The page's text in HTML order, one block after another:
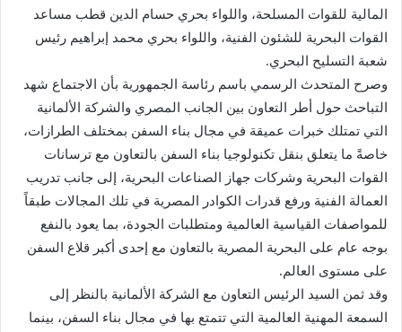
المالية للقوات المسلحة، واللواء بحري حسام الدين قطب مساعد
القوات البحرية للشئون الفنية، واللواء بحري محمد إبراهيم رئيس
شعبة التسليح البحري.
وصرح المتحدث الرسمي باسم رئاسة الجمهورية بأن الاجتماع شهد
التباحث حول أطر التعاون بين الجانب المصري والشركة الألمانية
التي تمتلك خبرات عميقة في مجال بناء السفن بمختلف الطرازات،
خاصةً ما يتعلق بنقل تكنولوجيا بناء السفن بالتعاون مع ترسانات
القوات البحرية وشركات جهاز الصناعات البحرية، إلى جانب تدريب
العمالة الفنية ورفع قدرات الكوادر المصرية في تلك المجالات طبقاً
للمواصفات القياسية العالمية ومتطلبات الجودة، بما يعود بالنفع
بوجه عام على البحرية المصرية بالتعاون مع إحدى أكبر قلاع السفن
على مستوى العالم.
وقد ثمن السيد الرئيس التعاون مع الشركة الألمانية بالنظر إلى
السمعة المهنية العالمية التي تتمتع بها في مجال بناء السفن، بينما